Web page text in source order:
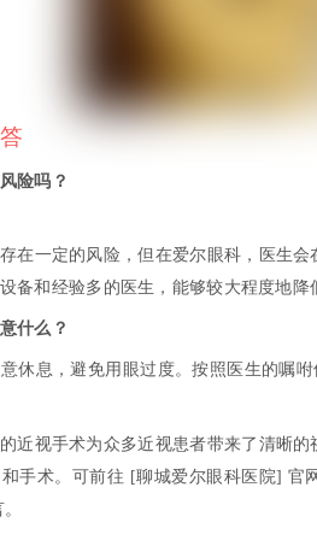
险吗？
在一定的风险，但在爱尔眼科，医生
备和经验多的医生，能够较大程度地降
什么？
休息，避免用眼过度。按照医生的嘱
近视手术为众多近视患者带来了清晰
手术。可前往 [聊城爱尔眼科医院] 官